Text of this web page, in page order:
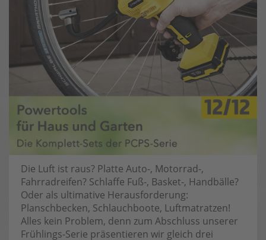
Die Luft ist raus? Platte Auto-, Motorrad-,
Fahrradreifen? Schlaffe Fuß-, Basket-, Handbälle?
Oder als ultimative Herausforderung:
Planschbecken, Schlauchboote, Luftmatratzen!
Alles kein Problem, denn zum Abschluss unserer
Frühlings-Serie präsentieren wir gleich drei